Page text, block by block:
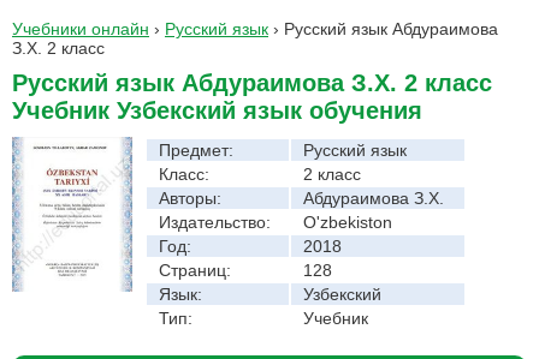
Учебники онлайн › Русский язык › Русский язык Абдураимова
З.Х. 2 класс
Русский язык Абдураимова З.Х. 2 класс
Учебник Узбекский язык обучения
Предмет:
Русский язык
Класс:
2 класс
Авторы:
Абдураимова З.Х.
Издательство:
O'zbekiston
Год:
2018
Страниц:
128
Язык:
Узбекский
Тип:
Учебник